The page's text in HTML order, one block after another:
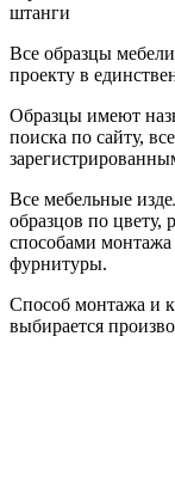
штанги
Все образцы
проекту в
Образцы имеют
поиска по сайту,
Все мебельные
образцов по цвету,
способами
фурнитуры.
Способ монтажа и
выбирается